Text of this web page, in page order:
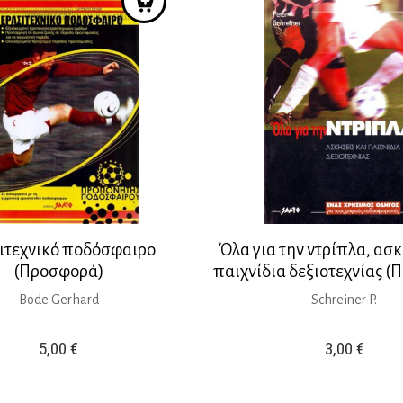
ποδόσφαιρο
(Προσφορά)
Bode Gerhard
5,00€
Όλα για την ντρίπλα,
παιχνίδια δεξιοτεχνίας
Schreiner P.
3,00 €